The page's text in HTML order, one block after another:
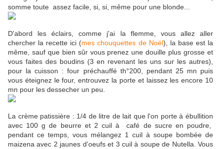
somme toute assez facile, si, si, même pour une blonde...
D'abord les éclairs, comme j'ai la flemme, vous allez aller
chercher la recette ici (mes chouquettes de Noël), la base est la
même, sauf que bien sûr vous prenez une douille plus grosse et
vous faites des boudins (3 en revenant les uns sur les autres),
pour la cuisson : four préchauffé th°200, pendant 25 mn puis
vous éteignez le four, entrouvez la porte et laissez les encore 10
mn pour les dessecher un peu.
La crème patissière : 1/4 de litre de lait que l'on porte à ébullition
avec 100 g de beurre et 2 cuil à café de sucre en poudre,
pendant ce temps, vous mélangez 1 cuil à soupe bombée de
maizena avec 2 jaunes d'oeufs et 3 cuil à soupe de Nutella. Vous